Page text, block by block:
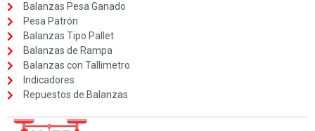
Balanzas Pesa Ganado
Pesa Patrón
Balanzas Tipo Pallet
Balanzas de Rampa
Balanzas con Tallimetro
Indicadores
Repuestos de Balanzas